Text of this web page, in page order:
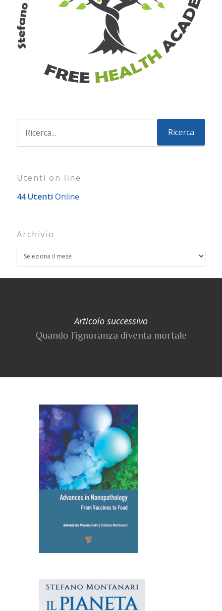
Utenti on line
44 Utenti Online
Archivio
Articolo successivo
Quando l’ignoranza diventa mortale